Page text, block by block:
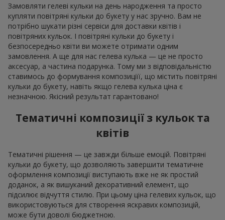
Замовляти гелеві кульки на день народження та просто
купляти повітряні кульки до букету у нас зручно. Вам не
потрібно шукати різні сервіси для доставки квітів і
повітряних кульок. І повітряні кульки до букету і
безпосередньо квіти ви можете отримати одним
замовлення. А ще для нас гелева кулька — це не просто
аксесуар, а частина подарунка. Тому ми з відповідальністю
ставимось до формування композиціїї, що містить повітряні
кульки до букету, навіть якщо гелева кулька ціна є
незначною. Якісний результат гарантовано!
Тематичні композиції з кульок та
квітів
Тематичні рішення — це завжди більше емоцій. Повітряні
кульки до букету, що дозволяють завершити тематичне
оформлення композиції виступають вже не як простий
доданок, а як вишуканий декоративний елемент, що
підсилює відчуття стилю. При цьому ціна гелевих кульок, що
використовуються для створення яскравих композицій,
може бути доволі бюджетною.